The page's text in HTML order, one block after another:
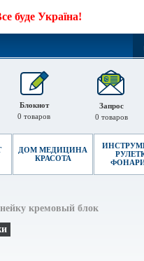
буде Україна!
Запрос
0 товаров
Блокнот
0 товаров
ДОМ МЕДИЦИНА
КРАСОТА
кремовый блок